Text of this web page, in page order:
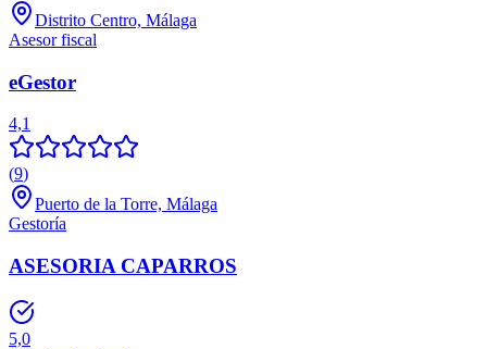
Distrito Centro, Málaga
Asesor fiscal
eGestor
4,1
(9)
Puerto de la Torre, Málaga
Gestoría
ASESORIA CAPARROS
5,0